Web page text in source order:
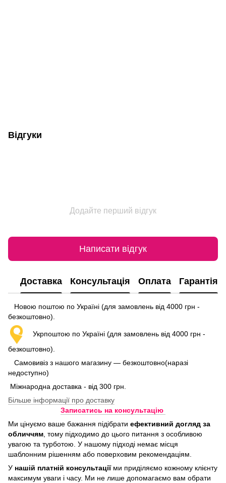
Відгуки
Додайте перший відгук
Написати відгук
Доставка Консультація Оплата Гарантія
Новою поштою по Україні (для замовлень від 4000 грн -
безкоштовно).
Укрпоштою по Україні (для замовлень від 4000 грн -
безкоштовно).
Самовивіз з нашого магазину — безкоштовно(наразі
недоступно)
Міжнародна доставка - від 300 грн.
Більше інформації про доставку
Записатись на консультацію
Ми цінуємо ваше бажання підібрати ефективний догляд за
обличчям , тому підходимо до цього питання з особливою
увагою та турботою. У нашому підході немає місця
шаблонним рішенням або поверховим рекомендаціям.
У нашій платній консультаціїми приділяємо кожному клієнту
максимум уваги і часу. Ми не лише допомагаємо вам обрати